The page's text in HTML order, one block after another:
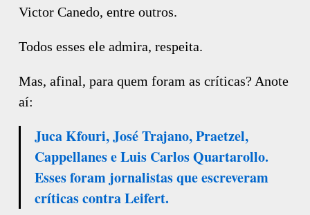
Victor Canedo, entre outros.
Todos esses ele admira, respeita.
Mas, afinal, para quem foram as críticas? Anote
aí:
Juca Kfouri, José Trajano, Praetzel,
Cappellanes e Luis Carlos Quartarollo.
Esses foram jornalistas que escreveram
críticas contra Leifert.